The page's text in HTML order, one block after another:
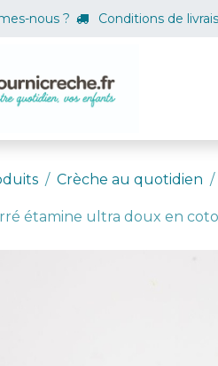
nous ? Conditions de
Crèche au quotidien
étamine ultra doux en